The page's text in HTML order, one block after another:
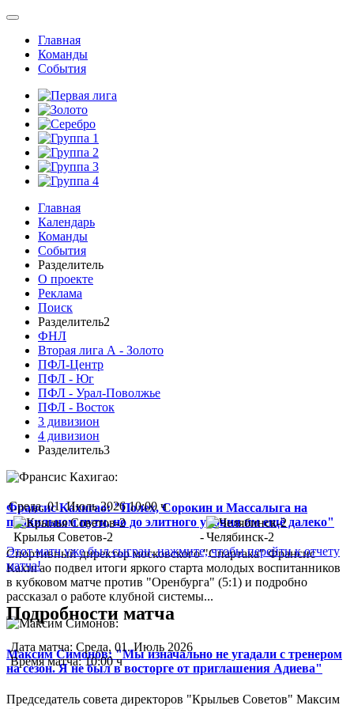
Главная
Команды
События
Главная
Календарь
Команды
События
Разделитель
О проекте
Реклама
Поиск
Разделитель2
ФНЛ
Вторая лига А - Золото
ПФЛ-Центр
ПФЛ - Юг
ПФЛ - Урал-Поволжье
ПФЛ - Восток
3 дивизион
4 дивизион
Разделитель3
Франсис Кахигао: "Полех, Сорокин и Массалыга на
правильном пути, но до элитного уровня им ещё далеко"
Спортивный директор московского "Спартака" Франсис
Кахигао подвел итоги яркого старта молодых воспитанников
в кубковом матче против "Оренбурга" (5:1) и подробно
рассказал о работе клубной системы...
Максим Симонов: "Мы изначально не угадали с тренером
на сезон. Я не был в восторге от приглашения Адиева"
Председатель совета директоров "Крыльев Советов" Максим
Среда, 01. Июль 2026 10:00 ч
Крылья Советов-2 -Челябинск-2
Этот матч уже был сыгран, нажмите, чтобы перейти к отчету
матча!
Подробности матча
Дата матча: Среда, 01. Июль 2026
Время матча: 10:00 ч